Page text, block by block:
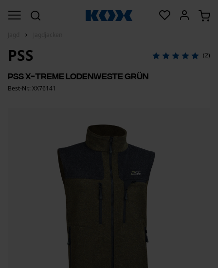
PSS (2)
PSS X-treme Lodenweste Grün
Best-Nr.: XX76141